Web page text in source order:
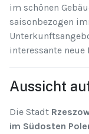
im schönen
saisonbezogen
interessante neue
Aussicht
Die Stadt
im Südosten